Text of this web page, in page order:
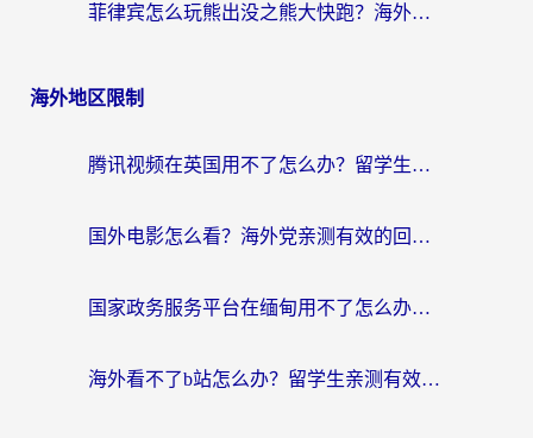
菲律宾怎么玩熊出没之熊大快跑？海外党国服游戏加速终极攻略（附3款热门游戏实测）
海外地区限制
腾讯视频在英国用不了怎么办？留学生亲测有效的回国加速器指南
国外电影怎么看？海外党亲测有效的回国加速器选择指南
国家政务服务平台在缅甸用不了怎么办？海外华人必看的回国加速全攻略
海外看不了b站怎么办？留学生亲测有效的回国加速器选择攻略，解决豆瓣音乐、美团外卖难题